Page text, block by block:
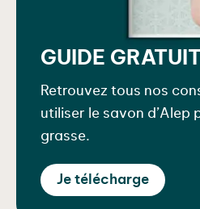
GUIDE
Retrouvez tous nos
utiliser le savon d’Alep
grasse.
Je télécharge